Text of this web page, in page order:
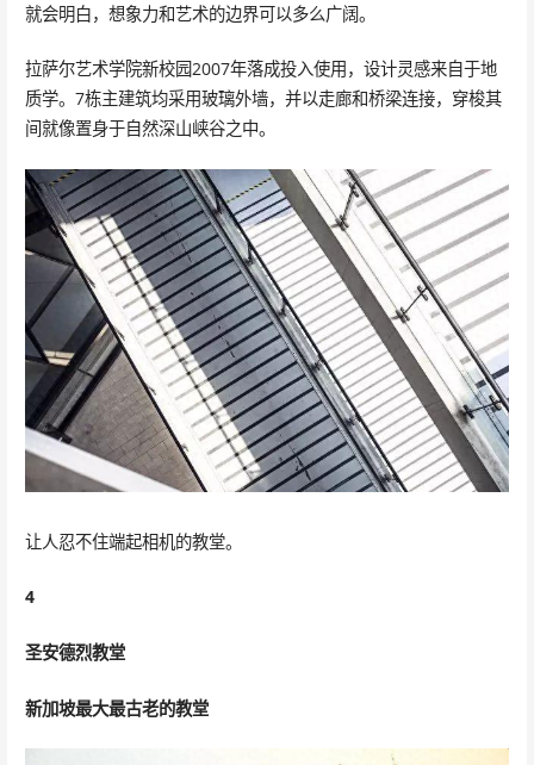
就会明白，想象力和艺术的边界可以多么广阔。
拉萨尔艺术学院新校园2007年落成投入使用，设计灵感来自于地
质学。7栋主建筑均采用玻璃外墙，并以走廊和桥梁连接，穿梭其
间就像置身于自然深山峡谷之中。
让人忍不住端起相机的教堂。
4
圣安德烈教堂
新加坡最大最古老的教堂